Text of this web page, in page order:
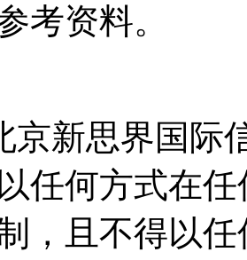
考资料。
京新思界国际
任何方式在
，且不得以